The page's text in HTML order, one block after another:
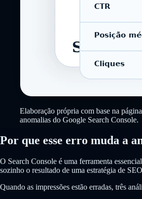
Elaboração própria com base na
anomalias do Google Search Console.
Por que esse erro muda a
O Search Console é uma ferramenta
sozinho o resultado de uma estratégia de
Quando as impressões estão erradas, três